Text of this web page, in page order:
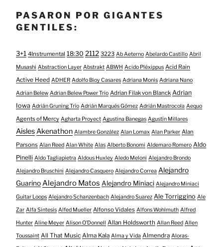
PASARON POR GIGANTES
GENTILES:
3+1 4Instrumental 18:30 2112 3223 Ab Aeterno Abelardo Castillo Abril
Musashi Abstraction Layer Abstrakt ABWH Acido Pléxippus Acid Rain
Active Heed ADHER Adolfo Bioy Casares Adriana Monis Adriana Nano
Adrian Belew Adrian Belew Power Trio Adrian Filak von Blanck Adrian
Iowa Adrián Gruning Trío Adrián Marqués Gómez Adrián Mastrocola Aequo
Agents of Mercy Agharta Proyect Agustina Banegas Agustín Millares
AislesAkenathon Alambre González Alan Lomax Alan Parker Alan
Parsons Alan Reed Alan White Alas Alberto Bonomi Aldemaro Romero Aldo
Pinelli Aldo Tagliapietra Aldous Huxley Aledo Meloni Alejandro Brondo
Alejandro Bruschini Alejandro Casquero Alejandro Correa Alejandro
GuarinoAlejandro Matos Alejandro Miniaci Alejandro Miniaci
Guitar Loops Alejandro Schanzenbach Alejandro Suarez Ale Torriggino Ale
Zar Alfa Sintesis Alfed Mueller Alfonso Vidales Alfons Wohlmuth Alfred
Hunter Aline Meyer Alison O​’​Donnell Allan Holdsworth Allan Reed Allen
Toussaint All That Music Alma Kala Alma y Vida Almendra Aloras-